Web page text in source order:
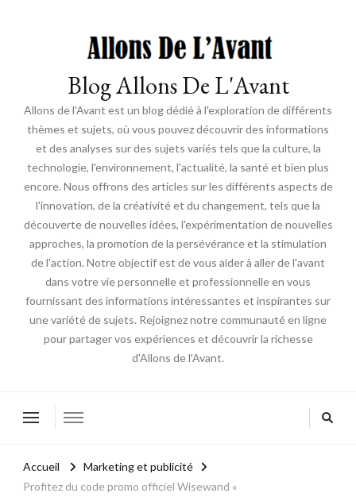
Blog Allons De L'Avant
Allons de l'Avant est un blog dédié à l'exploration de différents
thèmes et sujets, où vous pouvez découvrir des informations
et des analyses sur des sujets variés tels que la culture, la
technologie, l'environnement, l'actualité, la santé et bien plus
encore. Nous offrons des articles sur les différents aspects de
l'innovation, de la créativité et du changement, tels que la
découverte de nouvelles idées, l'expérimentation de nouvelles
approches, la promotion de la persévérance et la stimulation
de l'action. Notre objectif est de vous aider à aller de l'avant
dans votre vie personnelle et professionnelle en vous
fournissant des informations intéressantes et inspirantes sur
une variété de sujets. Rejoignez notre communauté en ligne
pour partager vos expériences et découvrir la richesse
d'Allons de l'Avant.
Accueil
Marketing et publicité
Profitez du code promo officiel Wisewand «